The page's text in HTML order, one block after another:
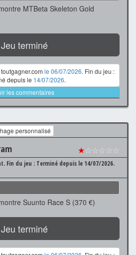
MTBeta Skeleton Gold
Jeu terminé
le 06/07/2026. Fin du jeu :
depuis le 14/07/2026.
les commentaires
personnalisé
★☆☆☆☆☆
Fin du jeu : Terminé depuis le 14/07/2026.
Suunto Race S (370 €)
Jeu terminé